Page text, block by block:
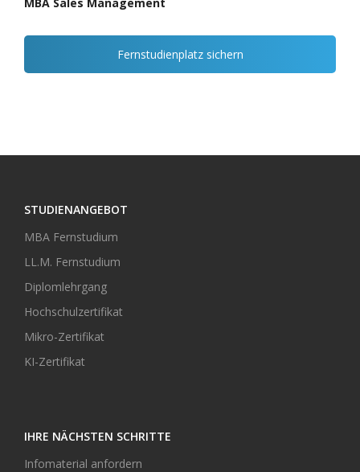
Fernstudienplatz sichern
STUDIENANGEBOT
MBA Fernstudium
LL.M. Fernstudium
Diplomlehrgang
Hochschulzertifikat
Mikro-Zertifikat
KI-Zertifikat
IHRE NÄCHSTEN SCHRITTE
Infomaterial anfordern